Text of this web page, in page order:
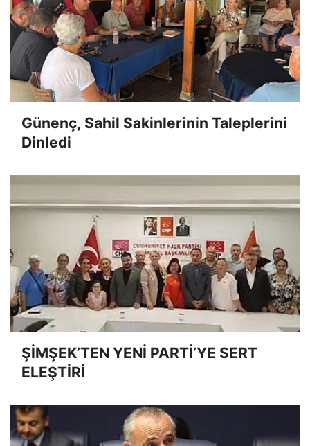
Günenç, Sahil Sakinlerinin Taleplerini
Dinledi
ŞİMŞEK’TEN YENİ PARTİ’YE SERT
ELEŞTİRİ